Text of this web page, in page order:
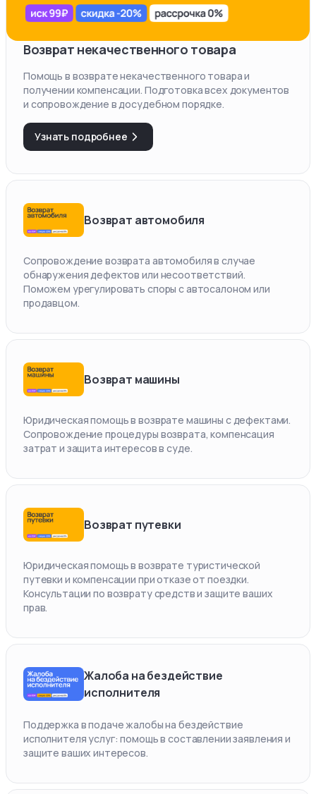
Возврат некачественного товара
Помощь в возврате некачественного товара и
получении компенсации. Подготовка всех документов
и сопровождение в досудебном порядке.
Узнать подробнее
Возврат автомобиля
Сопровождение возврата автомобиля в случае
обнаружения дефектов или несоответствий.
Поможем урегулировать споры с автосалоном или
продавцом.
Возврат машины
Юридическая помощь в возврате машины с дефектами.
Сопровождение процедуры возврата, компенсация
затрат и защита интересов в суде.
Возврат путевки
Юридическая помощь в возврате туристической
путевки и компенсации при отказе от поездки.
Консультации по возврату средств и защите ваших
прав.
Жалоба на бездействие
исполнителя
Поддержка в подаче жалобы на бездействие
исполнителя услуг: помощь в составлении заявления и
защите ваших интересов.